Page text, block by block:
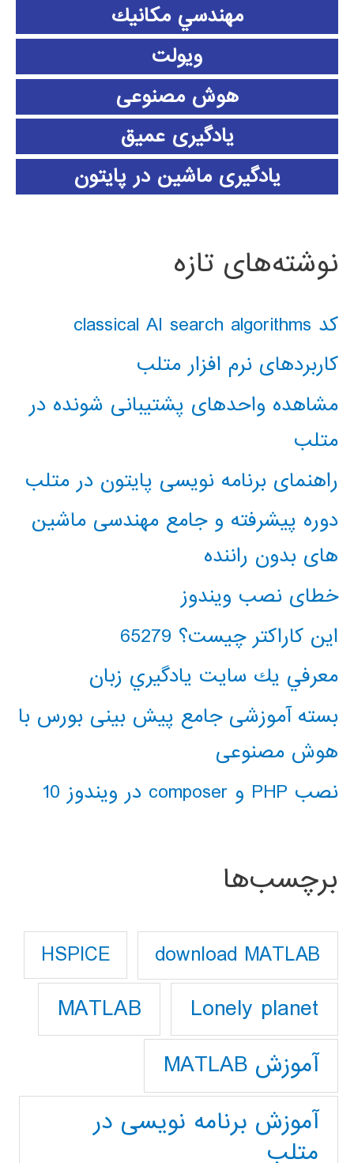
مهندسي مكانيك
ویولت
هوش مصنوعی
یادگیری عمیق
یادگیری ماشین در پایتون
نوشته‌های تازه
کد classical AI search algorithms
کاربردهای نرم افزار متلب
مشاهده واحدهای پشتیبانی شونده در
متلب
راهنمای برنامه نویسی پایتون در متلب
دوره پیشرفته و جامع مهندسی ماشین
های بدون راننده
خطای نصب ویندوز
این کاراکتر چیست؟ 65279
معرفي يك سايت يادگيري زبان
بسته آموزشی جامع پیش بینی بورس با
هوش مصنوعی
نصب PHP و composer در ویندوز 10
برچسب‌ها
download MATLAB
HSPICE
Lonely planet
MATLAB
آموزش MATLAB
آموزش برنامه نویسی در
متلب